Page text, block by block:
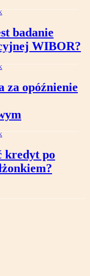
badanie
WIBOR?
za opóźnienie
kredyt po